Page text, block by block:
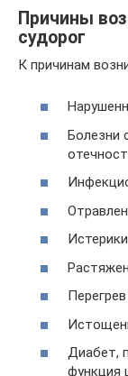
Причины
судорог
К причинам
Болезни
Истерики
Диабет,
функция